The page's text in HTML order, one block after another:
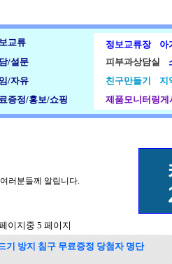
교류 정보교류장
아
/설문
피부과상담실
/자유
친구만들기
지
증정/홍보/쇼핑
제품모니터링게
러분들께 알립니다.
이지중 5 페이지
기 방지 침구 무료증정 당첨자 명단